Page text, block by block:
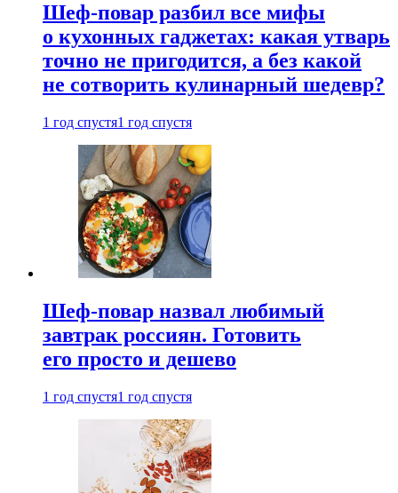
Шеф-повар разбил все мифы
о кухонных гаджетах: какая утварь
точно не пригодится, а без какой
не сотворить кулинарный шедевр?
1 год спустя1 год спустя
Шеф-повар назвал любимый
завтрак россиян. Готовить
его просто и дешево
1 год спустя1 год спустя